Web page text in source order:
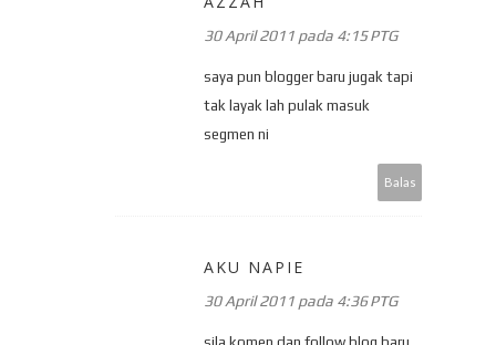
30 April 2011 pada 4:15 PTG
saya pun blogger baru jugak tapi
tak layak lah pulak masuk
segmen ni
Balas
AKU NAPIE
30 April 2011 pada 4:36 PTG